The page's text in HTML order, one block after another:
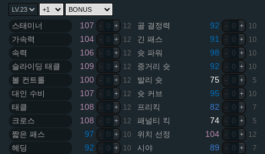
스태미너 107 - 0 + 12
가속력 104 - 0 + 12
속력 106 - 0 + 12
슬라이딩 태클 109 - 0 + 12
볼 컨트롤 100 - 0 + 12
대인 수비 107 - 0 + 12
태클 108 - 0 + 12
크로스 108 - 0 + 12
짧은 패스 97 - 0 + 10
헤딩 92 - 0 + 10
골 결정력 92 - 0 + 10
긴 패스 91 - 0 + 10
슛 파워 98 - 0 + 10
중거리 슛 92 - 0 + 10
발리 슛 75 - 0 + 5
슛 커브 95 - 0 + 10
프리킥 82 - 0 + 7
패널티 킥 74 - 0 + 5
위치 선정 104 - 0 + 12
시야 89 - 0 + 7